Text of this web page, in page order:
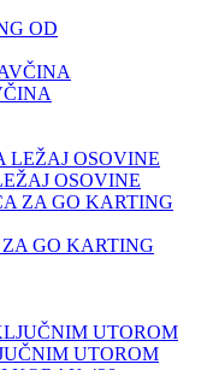
OD
OSOVINE
GO KARTING
UTOROM